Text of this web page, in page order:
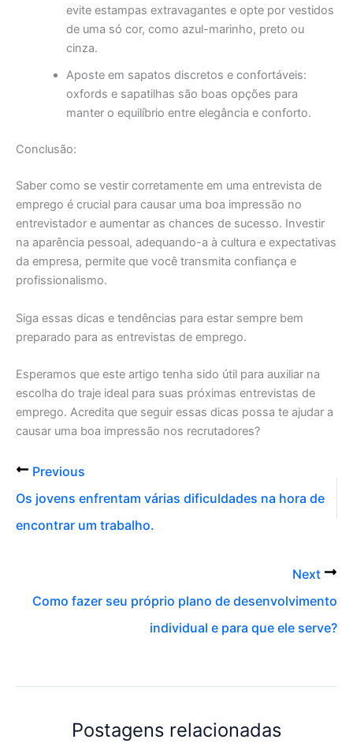
evite estampas extravagantes e opte por vestidos
de uma só cor, como azul-marinho, preto ou
cinza.
Aposte em sapatos discretos e confortáveis:
oxfords e sapatilhas são boas opções para
manter o equilíbrio entre elegância e conforto.
Conclusão:
Saber como se vestir corretamente em uma entrevista de
emprego é crucial para causar uma boa impressão no
entrevistador e aumentar as chances de sucesso. Investir
na aparência pessoal, adequando-a à cultura e expectativas
da empresa, permite que você transmita confiança e
profissionalismo.
Siga essas dicas e tendências para estar sempre bem
preparado para as entrevistas de emprego.
Esperamos que este artigo tenha sido útil para auxiliar na
escolha do traje ideal para suas próximas entrevistas de
emprego. Acredita que seguir essas dicas possa te ajudar a
causar uma boa impressão nos recrutadores?
Previous
Os jovens enfrentam várias dificuldades na hora de
encontrar um trabalho.
Next
Como fazer seu próprio plano de desenvolvimento
individual e para que ele serve?
Postagens relacionadas